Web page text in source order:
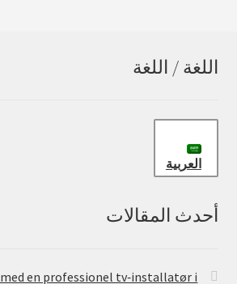
اللغة / اللغة
العربية
أحدث المقالات
med en professionel tv‑installatør i